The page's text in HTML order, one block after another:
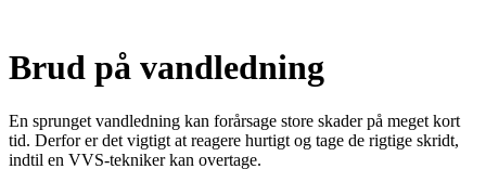
Brud på vandledning
En sprunget vandledning kan forårsage store skader på meget kort
tid. Derfor er det vigtigt at reagere hurtigt og tage de rigtige skridt,
indtil en VVS-tekniker kan overtage.